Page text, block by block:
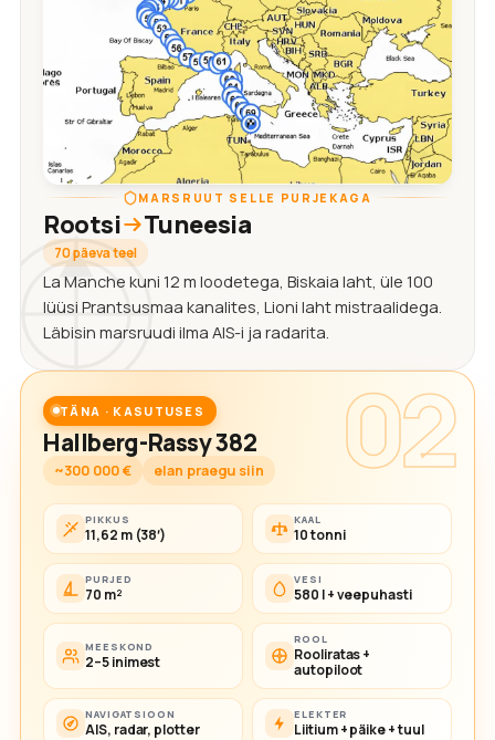
MARSRUUT SELLE PURJEKAGA
Rootsi Tuneesia
70 päeva teel
La Manche kuni 12 m loodetega, Biskaia laht, üle 100
lüüsi Prantsusmaa kanalites, Lioni laht mistraalidega.
Läbisin marsruudi ilma AIS-i ja radarita.
02
TÄNA · KASUTUSES
Hallberg-Rassy 382
~300 000 € elan praegu siin
PIKKUS
11,62 m (38′)
KAAL
10 tonni
PURJED
70 m²
VESI
580 l + veepuhasti
MEESKOND
2–5 inimest
ROOL
Rooliratas +
autopiloot
NAVIGATSIOON
AIS, radar, plotter
ELEKTER
Liitium + päike + tuul